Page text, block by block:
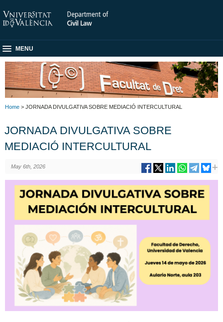
MENU
Home > JORNADA DIVULGATIVA SOBRE MEDIACIÓ INTERCULTURAL
JORNADA DIVULGATIVA SOBRE
MEDIACIÓ INTERCULTURAL
May 6th, 2026